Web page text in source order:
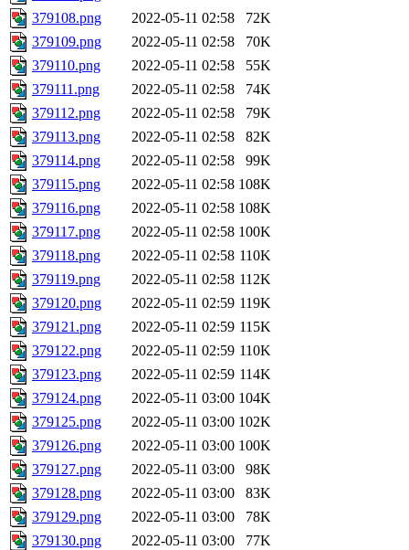
379108.png
2022-05-11 02:58
72K
379109.png
2022-05-11 02:58
70K
379110.png
2022-05-11 02:58
55K
379111.png
2022-05-11 02:58
74K
379112.png
2022-05-11 02:58
79K
379113.png
2022-05-11 02:58
82K
379114.png
2022-05-11 02:58
99K
379115.png
2022-05-11 02:58 108K
379116.png
2022-05-11 02:58 108K
379117.png
2022-05-11 02:58 100K
379118.png
2022-05-11 02:58 110K
379119.png
2022-05-11 02:58 112K
379120.png
2022-05-11 02:59 119K
379121.png
2022-05-11 02:59 115K
379122.png
2022-05-11 02:59 110K
379123.png
2022-05-11 02:59 114K
379124.png
2022-05-11 03:00 104K
379125.png
2022-05-11 03:00 102K
379126.png
2022-05-11 03:00 100K
379127.png
2022-05-11 03:00
98K
379128.png
2022-05-11 03:00
83K
379129.png
2022-05-11 03:00
78K
379130.png
2022-05-11 03:00
77K